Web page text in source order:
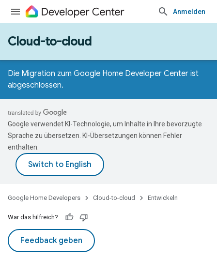
Anmelden
Cloud-to-cloud
Die Migration zum Google Home Developer Center ist
abgeschlossen.
Google verwendet KI-Technologie, um Inhalte in Ihre bevorzugte
Sprache zu übersetzen. KI-Übersetzungen können Fehler
enthalten.
Google Home Developers Cloud-to-cloud Entwickeln
War das hilfreich?
Feedback geben